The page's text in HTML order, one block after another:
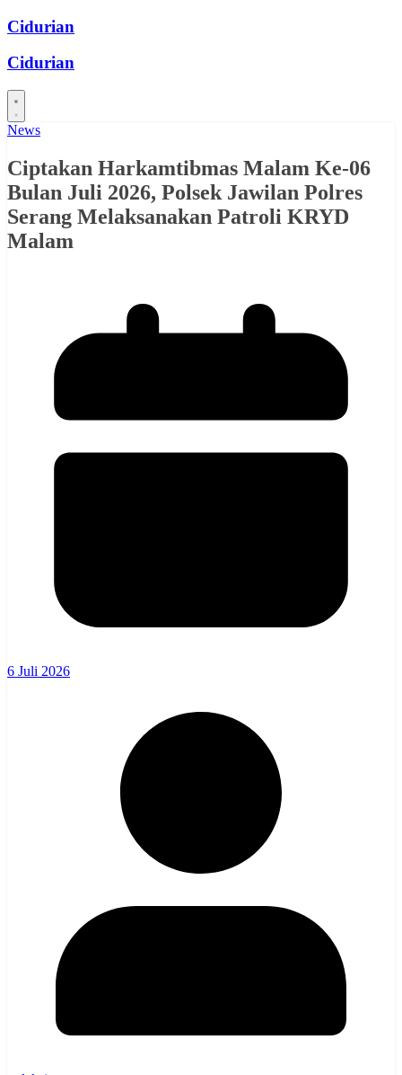
Skip
content
Cidurian
Cidurian
News
Ciptakan Harkamtibmas Malam Ke-06
Bulan Juli 2026, Polsek Jawilan Polres
Serang Melaksanakan Patroli KRYD
Malam
6 Juli 2026